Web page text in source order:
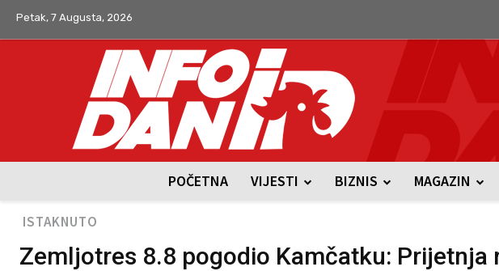
Petak, 7 Augusta, 2026
POČETNA VIJESTI BIZNIS MAGAZIN
ISTAKNUTO
Zemljotres 8.8 pogodio Kamčatku: